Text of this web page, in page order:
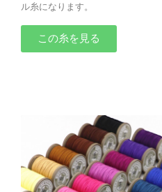
ル糸になります。
この糸を見る